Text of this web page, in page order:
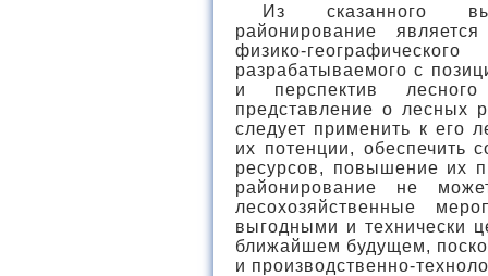
Из сказанного
районирование
физико-
разрабатываемого с
и перспектив
представление о лесных
следует применить к его
их потенции, обеспечить
ресурсов, повышение их
районирование не
лесохозяйственные
выгодными и технически
ближайшем будущем,
и производственно-